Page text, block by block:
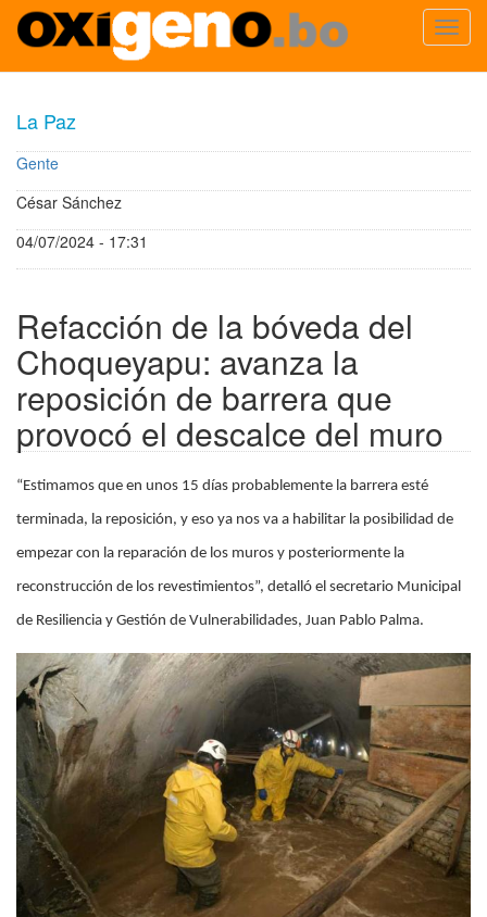
contenido
principal
La Paz
Gente
César Sánchez
04/07/2024 - 17:31
Refacción de la bóveda del
Choqueyapu: avanza la
reposición de barrera que
provocó el descalce del muro
“Estimamos que en unos 15 días probablemente la barrera esté
terminada, la reposición, y eso ya nos va a habilitar la posibilidad de
empezar con la reparación de los muros y posteriormente la
reconstrucción de los revestimientos”, detalló el secretario Municipal
de Resiliencia y Gestión de Vulnerabilidades, Juan Pablo Palma.